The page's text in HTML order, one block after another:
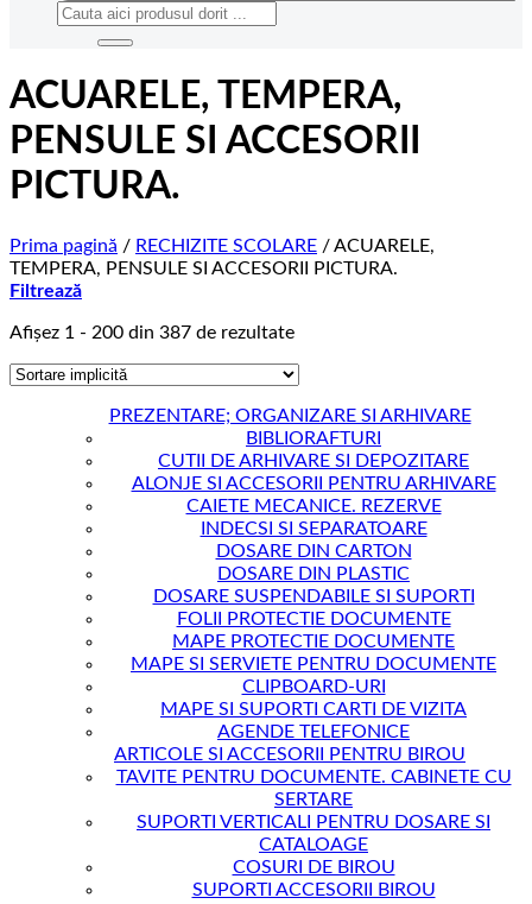
Caută
ACUARELE, TEMPERA,
PENSULE SI ACCESORII
PICTURA.
Prima pagină / RECHIZITE SCOLARE /ACUARELE,
TEMPERA, PENSULE SI ACCESORII PICTURA.
Filtrează
Afișez 1 - 200 din 387 de rezultate
PREZENTARE; ORGANIZARE SI ARHIVARE
BIBLIORAFTURI
CUTII DE ARHIVARE SI DEPOZITARE
ALONJE SI ACCESORII PENTRU ARHIVARE
CAIETE MECANICE. REZERVE
INDECSI SI SEPARATOARE
DOSARE DIN CARTON
DOSARE DIN PLASTIC
DOSARE SUSPENDABILE SI SUPORTI
FOLII PROTECTIE DOCUMENTE
MAPE PROTECTIE DOCUMENTE
MAPE SI SERVIETE PENTRU DOCUMENTE
CLIPBOARD-URI
MAPE SI SUPORTI CARTI DE VIZITA
AGENDE TELEFONICE
ARTICOLE SI ACCESORII PENTRU BIROU
TAVITE PENTRU DOCUMENTE. CABINETE CU
SERTARE
SUPORTI VERTICALI PENTRU DOSARE SI
CATALOAGE
COSURI DE BIROU
SUPORTI ACCESORII BIROU